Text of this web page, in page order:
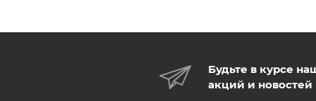
Будьте в курсе
акций и новостей